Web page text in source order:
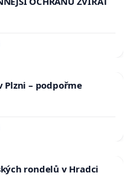
Plzni – podpořme
rondelů v Hradci